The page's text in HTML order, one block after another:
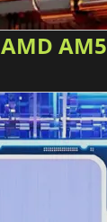
AMD AM5